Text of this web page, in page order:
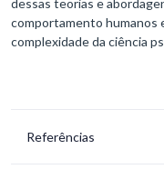
dessas teorias e
comportamento humanos
complexidade da ciência
Referências